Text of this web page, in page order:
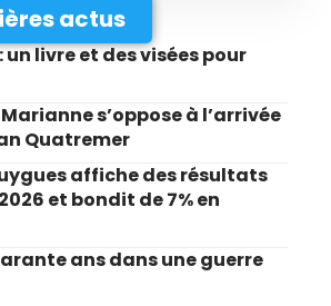
actus
un livre et des visées pour
s’oppose à l’arrivée
Quatremer
affiche des résultats
et bondit de 7% en
ans dans une guerre